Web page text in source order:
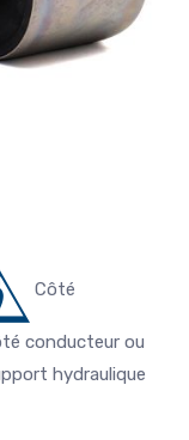
Côté
conducteur ou
hydraulique